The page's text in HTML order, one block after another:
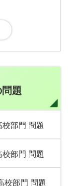
題
部門 問題
部門 問題
校部門 問題